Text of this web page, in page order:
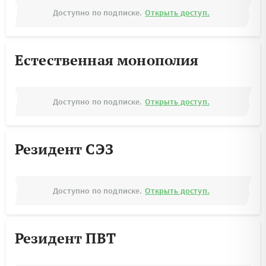
Доступно по подписке. Открыть доступ.
Естественная монополия
Доступно по подписке. Открыть доступ.
Резидент СЭЗ
Доступно по подписке. Открыть доступ.
Резидент ПВТ